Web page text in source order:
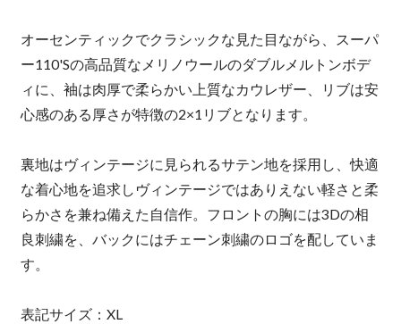
オーセンティックでクラシックな見た目ながら、スーパ
ー110'Sの高品質なメリノウールのダブルメルトンボデ
ィに、袖は肉厚で柔らかい上質なカウレザー、リブは安
心感のある厚さが特徴の2×1リブとなります。
裏地はヴィンテージに見られるサテン地を採用し、快適
な着心地を追求しヴィンテージではありえない軽さと柔
らかさを兼ね備えた自信作。フロントの胸には3Dの相
良刺繍を、バックにはチェーン刺繍のロゴを配していま
す。
表記サイズ：XL